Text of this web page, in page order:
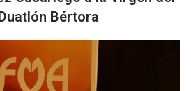
Bértora